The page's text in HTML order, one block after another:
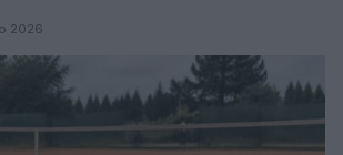
2026